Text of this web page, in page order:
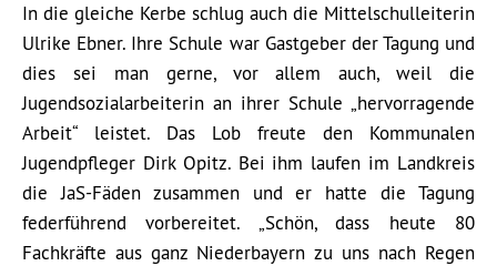
In die gleiche Kerbe schlug auch die Mittelschulleiterin
Ulrike Ebner. Ihre Schule war Gastgeber der Tagung und
dies sei man gerne, vor allem auch, weil die
Jugendsozialarbeiterin an ihrer Schule „hervorragende
Arbeit“ leistet. Das Lob freute den Kommunalen
Jugendpfleger Dirk Opitz. Bei ihm laufen im Landkreis
die JaS-Fäden zusammen und er hatte die Tagung
federführend vorbereitet. „Schön, dass heute 80
Fachkräfte aus ganz Niederbayern zu uns nach Regen